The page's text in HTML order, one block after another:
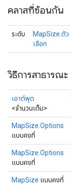
คลาสที่ซ้อนกัน
ระดับ
MapSize.ตัว
เลือก
วิธีการสาธารณะ
เอาต์พุต
<จำนวนเต็ม>
MapSize.Options
แบบคงที่
MapSize.Options
แบบคงที่
MapSize แบบคงที่